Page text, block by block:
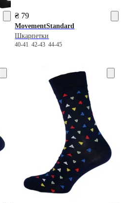
₴ 79
MovementStandard
Шкарпетки
40-4142-4344-45